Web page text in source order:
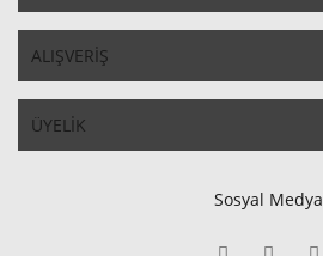
ALIŞVERİŞ
ÜYELİK
Sosyal Medya